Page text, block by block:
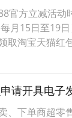
官方立减活动
月15日至19
取淘宝天猫红
减活动优惠
令：淘宝天猫
券优惠力度会
请开具电子
、下单商超零